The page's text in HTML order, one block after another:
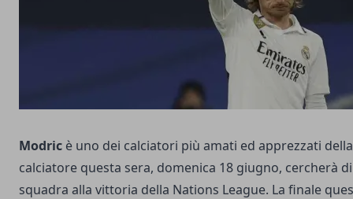
Modric è uno dei calciatori più amati ed apprezzati
calciatore questa sera, domenica 18 giugno, cercherà
squadra alla vittoria della Nations League. La finale